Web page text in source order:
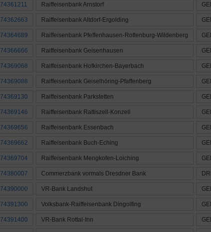
74361211 Raiffeisenbank Arnstorf
74362663 Raiffeisenbank Altdorf-Ergolding
74364689 Raiffeisenbank Pfeffenhausen-Rottenburg-Wildenberg
74366666 Raiffeisenbank Geisenhausen
74369068 Raiffeisenbank Hofkirchen-Bayerbach
74369088 Raiffeisenbank Geiselhöring-Pfaffenberg
74369130 Raiffeisenbank Parkstetten
74369146 Raiffeisenbank Rattiszell-Konzell
74369656 Raiffeisenbank Essenbach
74369662 Raiffeisenbank Buch-Eching
74369704 Raiffeisenbank Mengkofen-Loiching
74380007 Commerzbank vormals Dresdner Bank
74390000 VR-Bank Landshut
74391300 Volksbank-Raiffeisenbank Dingolfing
74391400 VR-Bank Rottal-Inn